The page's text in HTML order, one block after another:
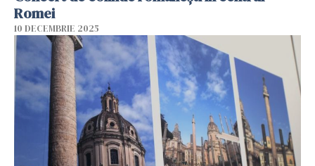
Romei
10 DECEMBRIE 2025